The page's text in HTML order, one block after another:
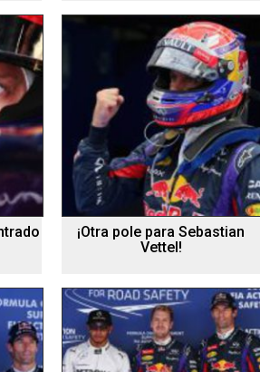
¡Otra pole para Sebastian
Vettel!